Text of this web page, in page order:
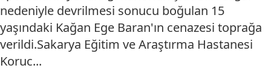
nedeniyle devrilmesi sonucu boğulan 15
yaşındaki Kağan Ege Baran'ın cenazesi toprağa
verildi.Sakarya Eğitim ve Araştırma Hastanesi
Koruc...